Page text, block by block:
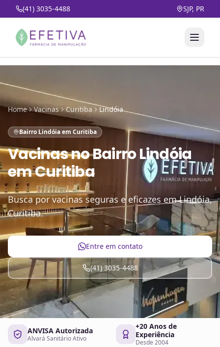
(41) 3035-4488 SJP, PR
Home Vacinas Curitiba Lindóia
Bairro Lindóia em Curitiba
VacinasnoBairro Lindóia
em Curitiba
Busca por vacinas seguras e eficazes em Lindóia,
Curitiba.
Entre em contato
(41) 3035-4488
ANVISA Autorizada
Alvará Sanitário Ativo
+20 Anos de
Experiência
Desde 2004